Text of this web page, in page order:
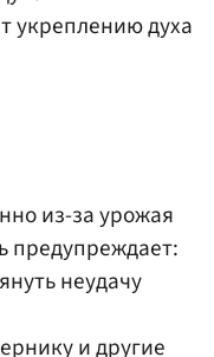
укреплению духа
из-за урожая
предупреждает:
неудачу
и другие